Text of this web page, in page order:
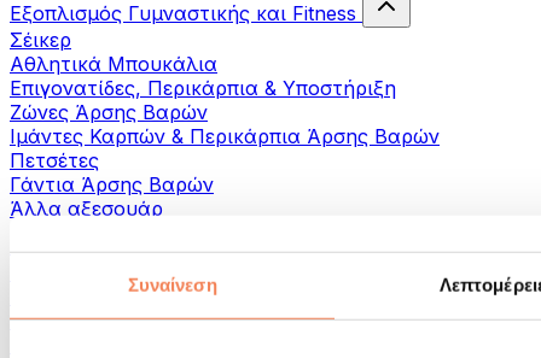
Συναίνεση
Εξοπλισμός Γυμναστικής και Fitness
Σέικερ
Αθλητικά Μπουκάλια
Επιγονατίδες, Περικάρπια & Υποστήριξη
Ζώνες Άρσης Βαρών
Ιμάντες Καρπών & Περικάρπια Άρσης Βαρών
Πετσέτες
Γάντια Άρσης Βαρών
Άλλα αξεσουάρ
Βοηθήματα- αποκατάστασης
Πιστόλια μασάζ
Εργαλεία μασάζ
Κύλινδροι Αφρού & Εξοπλισμός Μασάζ